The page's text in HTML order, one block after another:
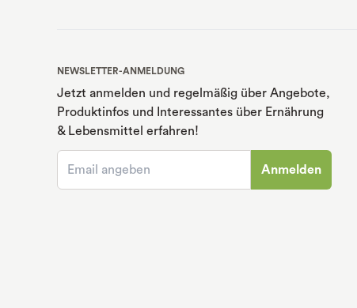
NEWSLETTER-ANMELDUNG
Jetzt anmelden und regelmäßig über Angebote,
Produktinfos und Interessantes über Ernährung
& Lebensmittel erfahren!
Anmelden